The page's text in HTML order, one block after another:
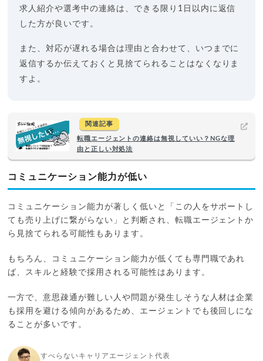
求人紹介や選考中の連絡は、できる限り1日以内に返信
した方が良いです。
また、対応が遅れる場合は理由と合わせて、いつまでに
返信するか伝えておくと見捨てられることはなくなりま
すよ。
関連記事
転職エージェントの連絡は無視していい？NGな理
由と正しい対処法
コミュニケーション能力が低い
コミュニケーション能力が著しく低いと「この人をサポートし
ても売り上げに繋がらない」と判断され、転職エージェントか
ら見捨てられる可能性もあります。
もちろん、コミュニケーション能力が低くても専門職であれ
ば、スキルと経験で採用される可能性はあります。
一方で、意思疎通が難しい人や問題が発生しそうな人材は企業
も採用を避ける傾向があるため、エージェントでも後回しにな
ることが多いです。
すべらないキャリアエージェント代表